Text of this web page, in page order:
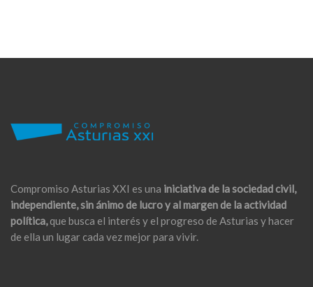
Compromiso Asturias XXI es una iniciativa de la sociedad civil,
independiente, sin ánimo de lucro y al margen de la actividad
política,que busca el interés y el progreso de Asturias y hacer
de ella un lugar cada vez mejor para vivir.